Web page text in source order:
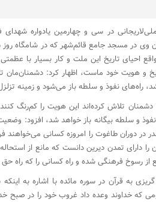
در سی و چهارمین یادواره
در مسجد جامع قائم‌شهر که در شامگاه روز
احیای تاریخ این ملت و کار بسیار با
و هویت خود ماست، اظهار کرد: دشمنان‌مان
راه‌های نفوذ و سلطه باز می‌شود و زمینه
دشمنان تلاش کرده‌اند این هویت را کم‌رنگ
و سلطه بیگانه باز خواهد شد، افزود:
در دوران طاغوت را امروزه کسانی
را دارای تمدن دیرین دانست که مانع از
از رسوخ فرهنگی شده و راه کسانی را که راه
گریزی به قرآن در سوره مائده با اشاره به
که خداوند وعده داد غروب خود را در صبح